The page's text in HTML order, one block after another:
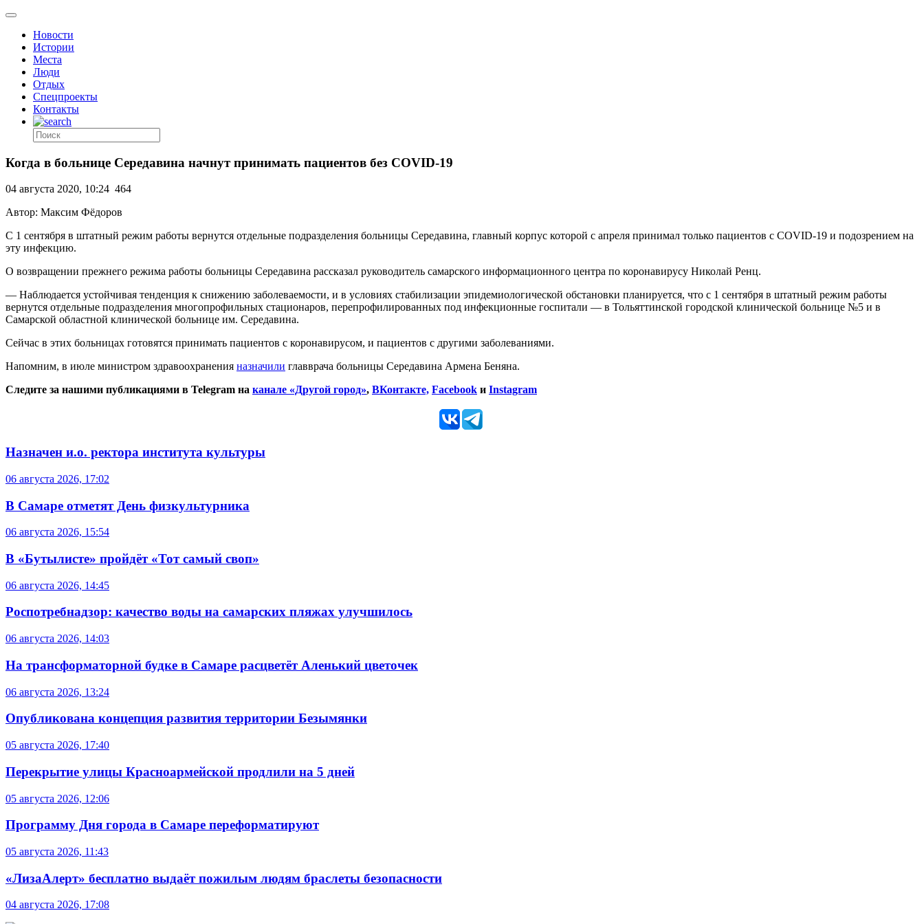
Новости
Истории
Места
Люди
Отдых
Спецпроекты
Контакты
Когда в больнице Середавина начнут принимать пациентов без COVID-19
04 августа 2020, 10:24 464
Автор: Максим Фёдоров
С 1 сентября в штатный режим работы вернутся отдельные подразделения больницы Середавина, главный корпус которой с апреля принимал только пациентов с COVID-19 и подозрением на
эту инфекцию.
О возвращении прежнего режима работы больницы Середавина рассказал руководитель самарского информационного центра по коронавирусу Николай Ренц.
— Наблюдается устойчивая тенденция к снижению заболеваемости, и в условиях стабилизации эпидемиологической обстановки планируется, что с 1 сентября в штатный режим работы
вернутся отдельные подразделения многопрофильных стационаров, перепрофилированных под инфекционные госпитали — в Тольяттинской городской клинической больнице №5 и в
Самарской областной клинической больнице им. Середавина.
Сейчас в этих больницах готовятся принимать пациентов с коронавирусом, и пациентов с другими заболеваниями.
Напомним, в июле министром здравоохранения назначили главврача больницы Середавина Армена Беняна.
Следите за нашими публикациями в Telegram на канале «Другой город», ВКонтакте, Facebook и Instagram
Назначен и.о. ректора института культуры
06 августа 2026, 17:02
В Самаре отметят День физкультурника
06 августа 2026, 15:54
В «Бутылисте» пройдёт «Тот самый своп»
06 августа 2026, 14:45
Роспотребнадзор: качество воды на самарских пляжах улучшилось
06 августа 2026, 14:03
На трансформаторной будке в Самаре расцветёт Аленький цветочек
06 августа 2026, 13:24
Опубликована концепция развития территории Безымянки
05 августа 2026, 17:40
Перекрытие улицы Красноармейской продлили на 5 дней
05 августа 2026, 12:06
Программу Дня города в Самаре переформатируют
05 августа 2026, 11:43
«ЛизаАлерт» бесплатно выдаёт пожилым людям браслеты безопасности
04 августа 2026, 17:08